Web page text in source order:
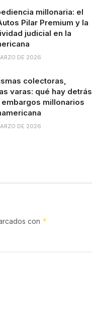
millonaria: el
Pilar Premium y la
judicial en la
DE 2026
colectoras,
varas: qué hay detrás
millonarios
DE 2026
con *